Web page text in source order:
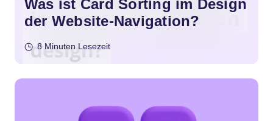
Was ist Card Sorting im Design
der Website-Navigation?
8 Minuten Lesezeit